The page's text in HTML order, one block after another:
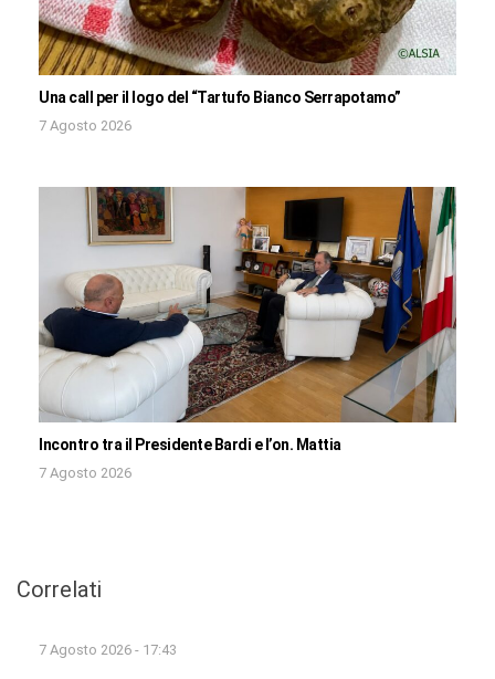
Una call per il logo del “Tartufo Bianco Serrapotamo”
7 Agosto 2026
Incontro tra il Presidente Bardi e l’on. Mattia
7 Agosto 2026
Correlati
7 Agosto 2026 - 17:43